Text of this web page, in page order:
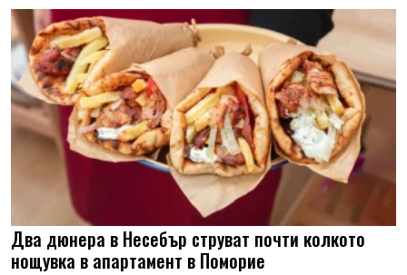
Два дюнера в Несебър струват почти колкото
нощувка в апартамент в Поморие